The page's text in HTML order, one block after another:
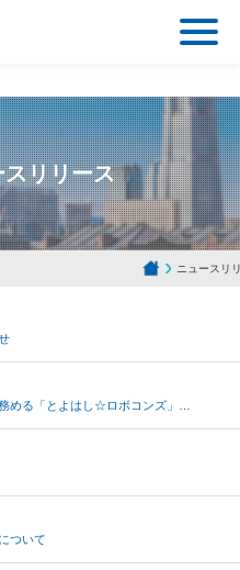
スリリース
ニュースリ
める「とよはし☆ロボコンズ」
ついて